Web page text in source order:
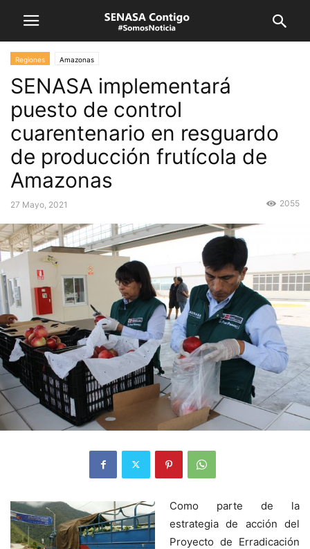
Regiones Amazonas
SENASA implementará
puesto de control
cuarentenario en resguardo
de producción frutícola de
Amazonas
27 Mayo, 2021 2055
Como parte de la
estrategia de acción del
Proyecto de Erradicación